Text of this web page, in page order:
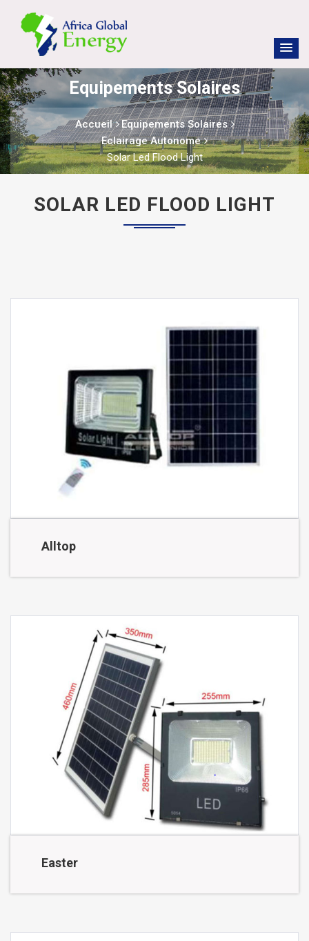
Equipements Solaires
Accueil
Equipements Solaires
Eclairage Autonome
Solar Led Flood Light
SOLAR LED FLOOD LIGHT
Alltop
Easter